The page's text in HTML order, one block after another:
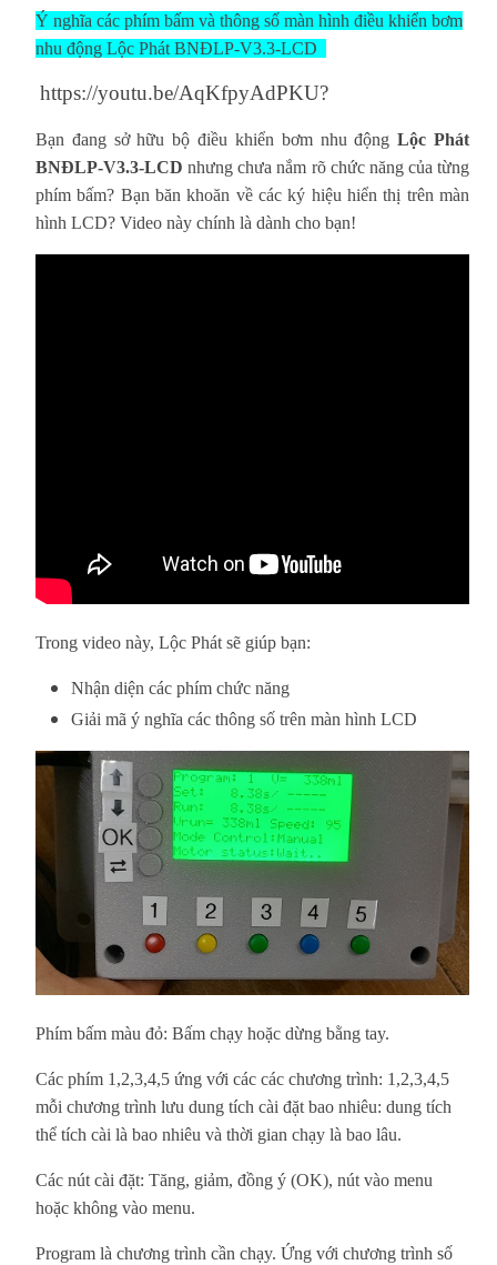
Ý nghĩa các phím bấm và thông số màn hình điều khiển bơm
nhu động Lộc Phát BNĐLP-V3.3-LCD
https://youtu.be/AqKfpyAdPKU?
Bạn đang sở hữu bộ điều khiển bơm nhu độngLộc Phát
BNĐLP-V3.3-LCD nhưng chưa nắm rõ chức năng của từng
phím bấm? Bạn băn khoăn về các ký hiệu hiển thị trên màn
hình LCD? Video này chính là dành cho bạn!
Trong video này, Lộc Phát sẽ giúp bạn:
Nhận diện các phím chức năng
Giải mã ý nghĩa các thông số trên màn hình LCD
Phím bấm màu đỏ: Bấm chạy hoặc dừng bằng tay.
Các phím 1,2,3,4,5 ứng với các các chương trình: 1,2,3,4,5
mỗi chương trình lưu dung tích cài đặt bao nhiêu: dung tích
thể tích cài là bao nhiêu và thời gian chạy là bao lâu.
Các nút cài đặt: Tăng, giảm, đồng ý (OK), nút vào menu
hoặc không vào menu.
Program là chương trình cần chạy. Ứng với chương trình số